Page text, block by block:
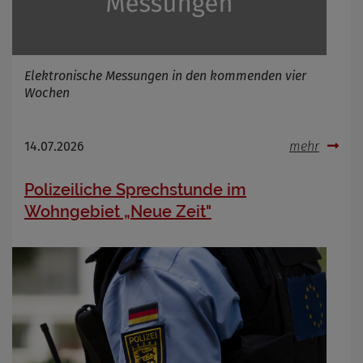
Elektronische Messungen in den kommenden vier
Wochen
14.07.2026 mehr
Polizeiliche Sprechstunde im
Wohngebiet „Neue Zeit"